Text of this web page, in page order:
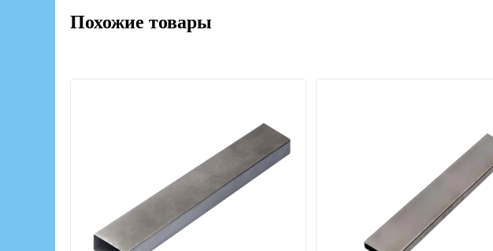
Похожие товары